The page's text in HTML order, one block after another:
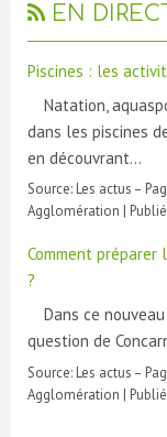
EN
Piscines : les
Natation,
dans les piscines
en découvrant…
Source: Les actus –
Agglomération |
Comment
?
Dans ce
question de
Source: Les actus –
Agglomération |